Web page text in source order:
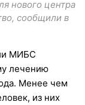
нового центра
сообщили в
МИБС
лечению
Менее чем
из них